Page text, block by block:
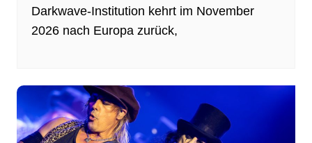
Darkwave-Institution kehrt im November
2026 nach Europa zurück,